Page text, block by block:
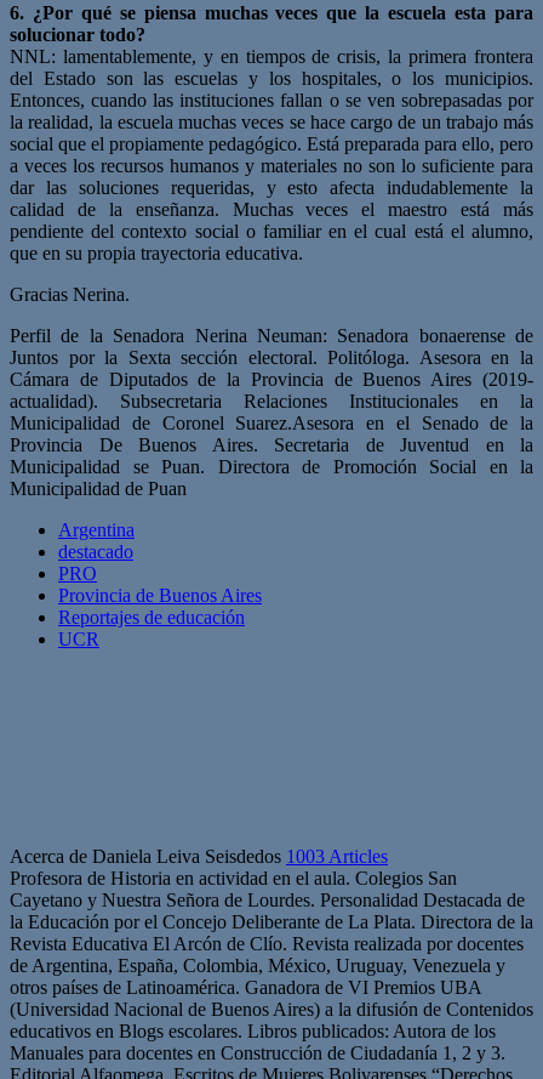
6. ¿Por qué se piensa muchas veces que la escuela esta para
solucionar todo?
NNL: lamentablemente, y en tiempos de crisis, la primera frontera
del Estado son las escuelas y los hospitales, o los municipios.
Entonces, cuando las instituciones fallan o se ven sobrepasadas por
la realidad, la escuela muchas veces se hace cargo de un trabajo más
social que el propiamente pedagógico. Está preparada para ello, pero
a veces los recursos humanos y materiales no son lo suficiente para
dar las soluciones requeridas, y esto afecta indudablemente la
calidad de la enseñanza. Muchas veces el maestro está más
pendiente del contexto social o familiar en el cual está el alumno,
que en su propia trayectoria educativa.
Gracias Nerina.
Perfil de la Senadora Nerina Neuman: Senadora bonaerense de
Juntos por la Sexta sección electoral. Politóloga. Asesora en la
Cámara de Diputados de la Provincia de Buenos Aires (2019-
actualidad). Subsecretaria Relaciones Institucionales en la
Municipalidad de Coronel Suarez.Asesora en el Senado de la
Provincia De Buenos Aires. Secretaria de Juventud en la
Municipalidad se Puan. Directora de Promoción Social en la
Municipalidad de Puan
Argentina
destacado
PRO
Provincia de Buenos Aires
Reportajes de educación
UCR
Acerca de Daniela Leiva Seisdedos 1003 Articles
Profesora de Historia en actividad en el aula. Colegios San
Cayetano y Nuestra Señora de Lourdes. Personalidad Destacada de
la Educación por el Concejo Deliberante de La Plata. Directora de la
Revista Educativa El Arcón de Clío. Revista realizada por docentes
de Argentina, España, Colombia, México, Uruguay, Venezuela y
otros países de Latinoamérica. Ganadora de VI Premios UBA
(Universidad Nacional de Buenos Aires) a la difusión de Contenidos
educativos en Blogs escolares. Libros publicados: Autora de los
Manuales para docentes en Construcción de Ciudadanía 1, 2 y 3.
Editorial Alfaomega. Escritos de Mujeres Bolivarenses “Derechos,